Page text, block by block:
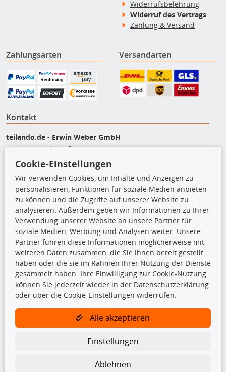
Widerrufsbelehrung
Widerruf des Vertrags
Zahlung & Versand
Zahlungsarten Versandarten
Kontakt
teilando.de - Erwin Weber GmbH
Von-Reuental-Straße 8a
85376 Hetzenhausen
shop@teilando.de
Top Produkte
Beleuchtung
Bremsbeläge
Bremsscheiben
Kupplungssatz
Querlenker
Radlager
Stoßdämpfer
Cookie-Einstellungen
Wir verwenden Cookies, um Inhalte und Anzeigen zu
personalisieren, Funktionen für soziale Medien anbieten
zu können und die Zugriffe auf unserer Website zu
analysieren. Außerdem geben wir Informationen zu Ihrer
Verwendung unserer Website an unsere Partner für
soziale Medien, Werbung und Analysen weiter. Unsere
Partner führen diese Informationen möglicherweise mit
weiteren Daten zusammen, die Sie ihnen bereit gestellt
haben oder die sie im Rahmen Ihrer Nutzung der Dienste
gesammelt haben. Ihre Einwilligung zur Cookie-Nutzung
können Sie jederzeit wieder in der Datenschutzerklärung
oder über die Cookie-Einstellungen widerrufen.
Alle akzeptieren
Einstellungen
Ablehnen